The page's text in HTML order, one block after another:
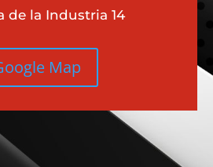
de la Industria 14
Map